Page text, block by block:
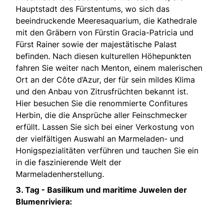
Hauptstadt des Fürstentums, wo sich das
beeindruckende Meeresaquarium, die Kathedrale
mit den Gräbern von Fürstin Gracia-Patricia und
Fürst Rainer sowie der majestätische Palast
befinden. Nach diesen kulturellen Höhepunkten
fahren Sie weiter nach Menton, einem malerischen
Ort an der Côte d’Azur, der für sein mildes Klima
und den Anbau von Zitrusfrüchten bekannt ist.
Hier besuchen Sie die renommierte Confitures
Herbin, die die Ansprüche aller Feinschmecker
erfüllt. Lassen Sie sich bei einer Verkostung von
der vielfältigen Auswahl an Marmeladen- und
Honigspezialitäten verführen und tauchen Sie ein
in die faszinierende Welt der
Marmeladenherstellung.
3. Tag - Basilikum und maritime Juwelen der
Blumenriviera: